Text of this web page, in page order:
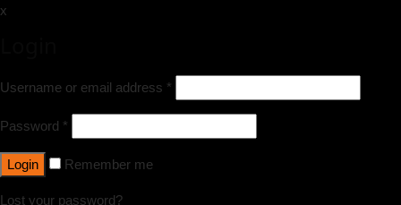
x
Username or email address *
Password *
Login Remember me
Lost your password?